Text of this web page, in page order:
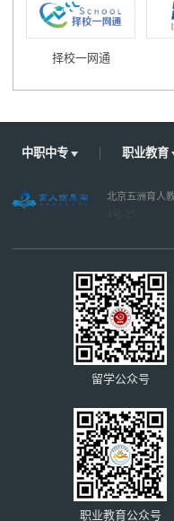
择校一网通
中职中专 职业教育
北京五洲育人
4号-25
留学公众号
职业教育公众号